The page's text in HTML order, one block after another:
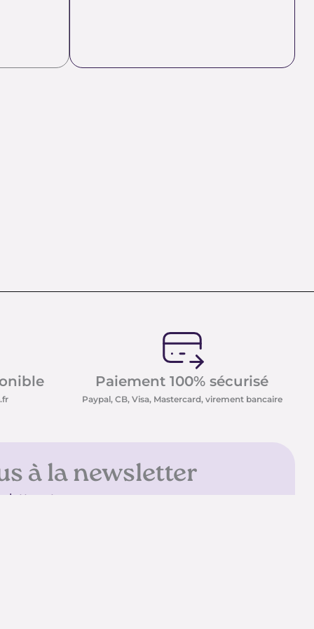
Paiement 100% sécurisé
Paypal, CB, Visa, Mastercard, virement bancaire
à la newsletter
et recevez nos